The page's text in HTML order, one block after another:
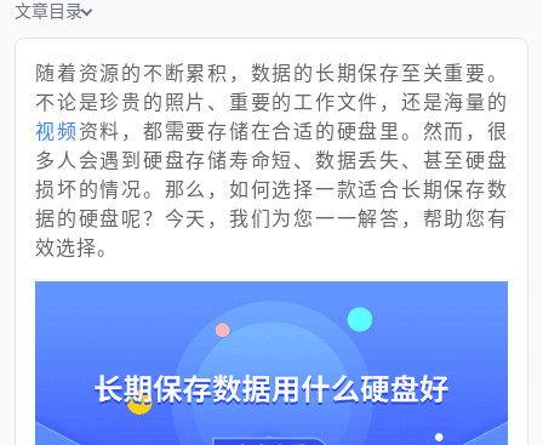
文章目录
随着资源的不断累积，数据的长期保存至关重要。
不论是珍贵的照片、重要的工作文件，还是海量的
视频资料，都需要存储在合适的硬盘里。然而，很
多人会遇到硬盘存储寿命短、数据丢失、甚至硬盘
损坏的情况。那么，如何选择一款适合长期保存数
据的硬盘呢？今天，我们为您一一解答，帮助您有
效选择。